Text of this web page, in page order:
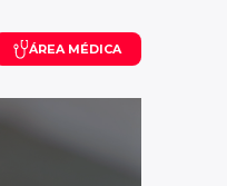
ÁREA MÉDICA